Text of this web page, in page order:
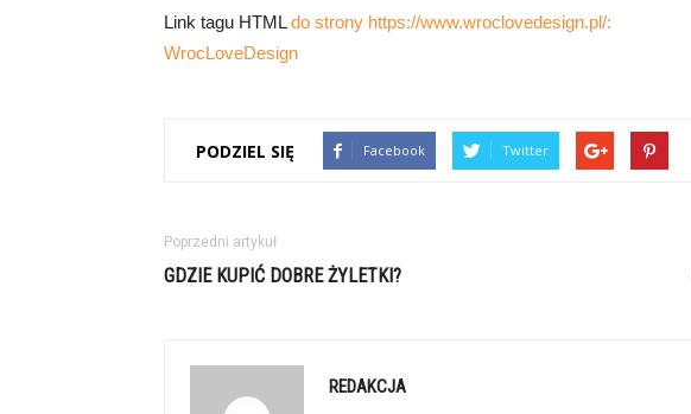
Link tagu HTMLdo strony https://www.wroclovedesign.pl/:
WrocLoveDesign
PODZIEL SIĘ Facebook Twitter
Poprzedni artykuł
GDZIE KUPIĆ DOBRE ŻYLETKI?
REDAKCJA